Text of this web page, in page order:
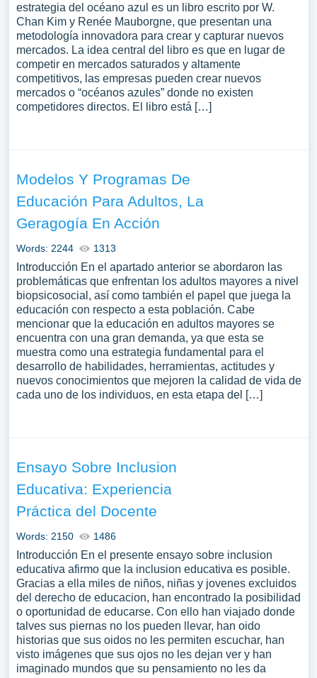
estrategia del océano azul es un libro escrito por W.
Chan Kim y Renée Mauborgne, que presentan una
metodología innovadora para crear y capturar nuevos
mercados. La idea central del libro es que en lugar de
competir en mercados saturados y altamente
competitivos, las empresas pueden crear nuevos
mercados o “océanos azules” donde no existen
competidores directos. El libro está […]
Modelos Y Programas De
Educación Para Adultos, La
Geragogía En Acción
Words: 2244 1313
Introducción En el apartado anterior se abordaron las
problemáticas que enfrentan los adultos mayores a nivel
biopsicosocial, así como también el papel que juega la
educación con respecto a esta población. Cabe
mencionar que la educación en adultos mayores se
encuentra con una gran demanda, ya que esta se
muestra como una estrategia fundamental para el
desarrollo de habilidades, herramientas, actitudes y
nuevos conocimientos que mejoren la calidad de vida de
cada uno de los individuos, en esta etapa del […]
Ensayo Sobre Inclusion
Educativa: Experiencia
Práctica del Docente
Words: 2150 1486
Introducción En el presente ensayo sobre inclusion
educativa afirmo que la inclusion educativa es posible.
Gracias a ella miles de niños, niñas y jovenes excluidos
del derecho de educacion, han encontrado la posibilidad
o oportunidad de educarse. Con ello han viajado donde
talves sus piernas no los pueden llevar, han oido
historias que sus oidos no les permiten escuchar, han
visto imágenes que sus ojos no les dejan ver y han
imaginado mundos que su pensamiento no les da